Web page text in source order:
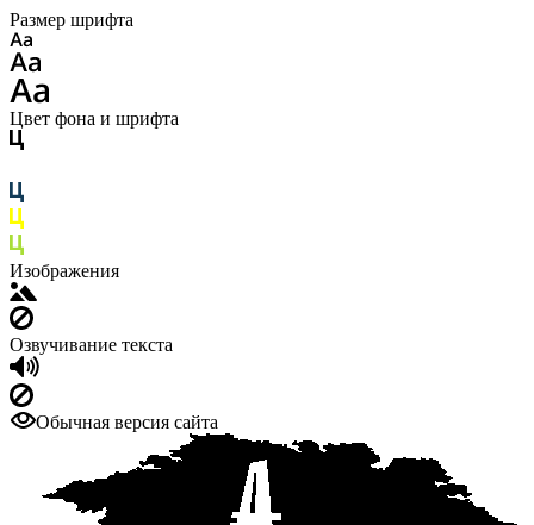
Размер шрифта
Цвет фона и шрифта
Изображения
Озвучивание текста
Обычная версия сайта